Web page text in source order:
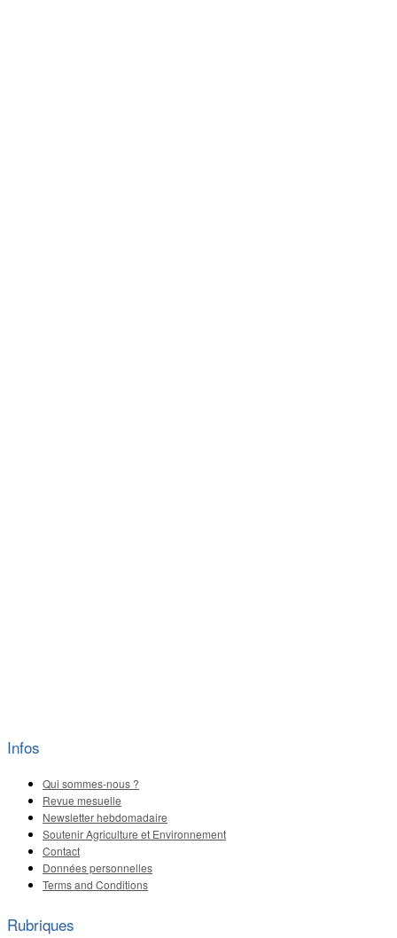
Infos
Qui sommes-nous ?
Revue mesuelle
Newsletter hebdomadaire
Soutenir Agriculture et Environnement
Contact
Données personnelles
Terms and Conditions
Rubriques